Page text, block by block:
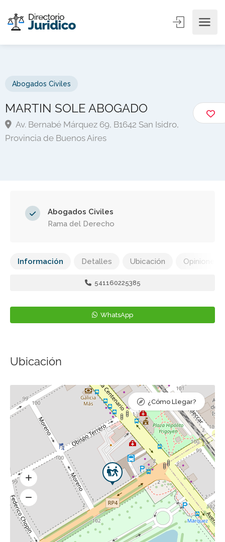
Abogados Civiles
MARTIN SOLE ABOGADO
Av. Bernabé Márquez 69, B1642 San Isidro,
Provincia de Buenos Aires
Abogados Civiles
Rama del Derecho
Información Detalles Ubicación Opiniones
541160225385
WhatsApp
Ubicación
¿Cómo Llegar?